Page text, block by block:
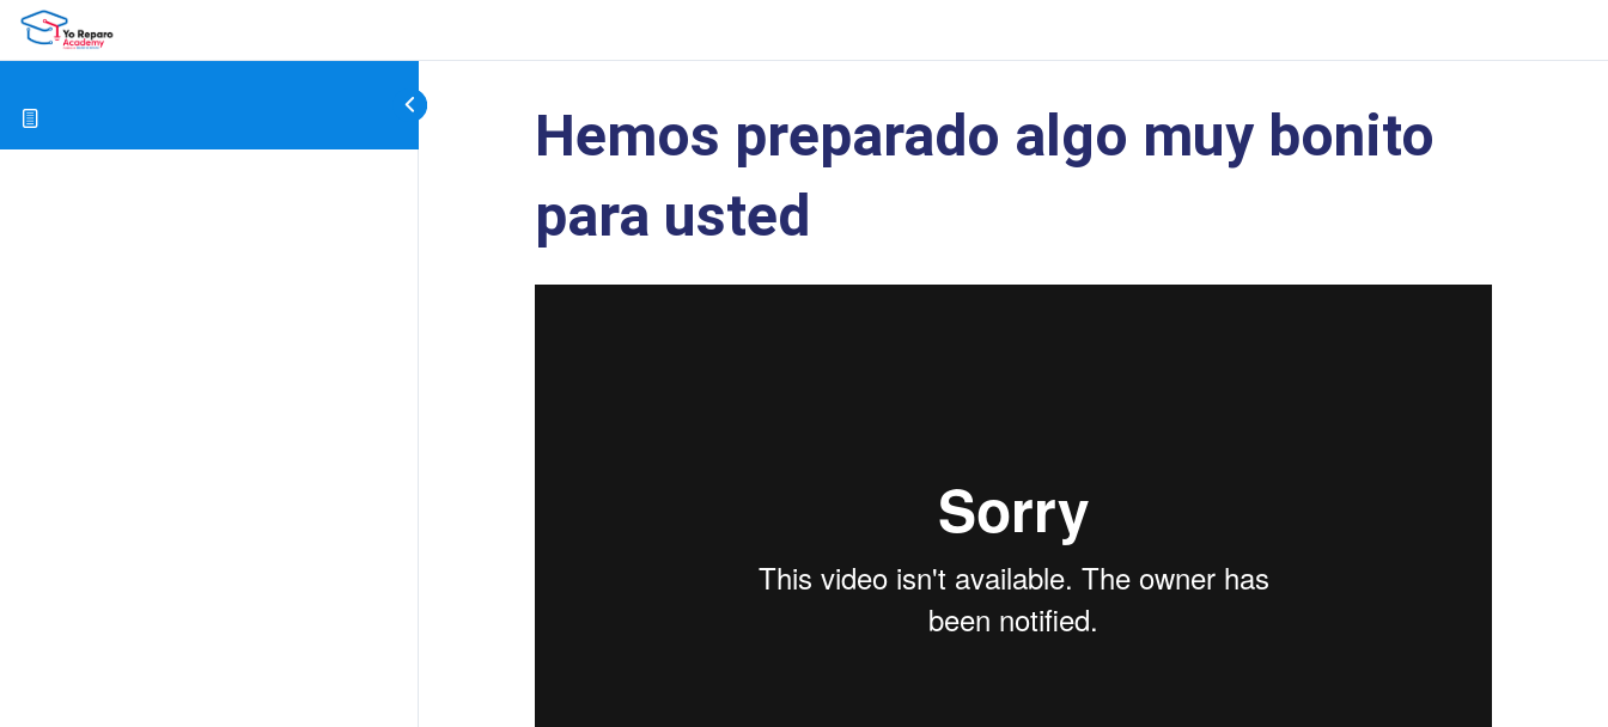
Hemos preparado algo muy bonito
para usted